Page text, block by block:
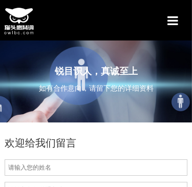
首页
资讯与动态
锐目识人，真诚至上
如有合作意向，请留下您的详细资料
欢迎给我们留言